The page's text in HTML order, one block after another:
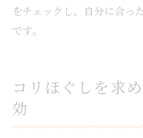
をチェックし、自分に合っ
です。
コリほぐしを求
効